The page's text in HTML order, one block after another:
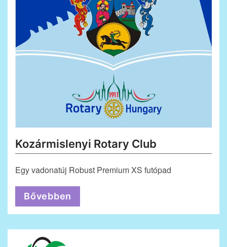
Kozármislenyi Rotary Club
Egy vadonatúj Robust Premium XS futópad
Bővebben